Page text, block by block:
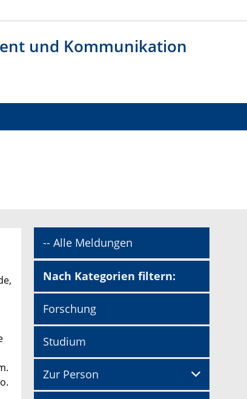
und Kommunikation
-- Alle Meldungen
Nach Kategorien filtern:
Forschung
Studium
Zur Person